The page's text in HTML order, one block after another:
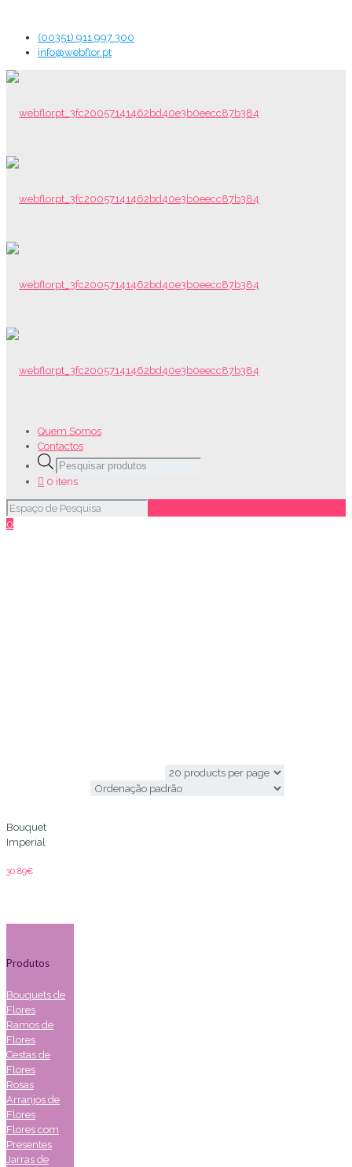
(00351) 911 997 300
info@webflor.pt
Quem Somos
Contactos
Products
search
0 itens
0
Bouquet
Imperial
30.89€
Produtos
Bouquets de
Flores
Ramos de
Flores
Cestas de
Flores
Rosas
Arranjos de
Flores
Flores com
Presentes
Jarras de